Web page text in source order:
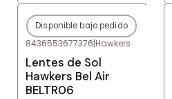
-80%OFF
Agotado
Disponible bajo pedido
8436553677376|Hawkers
Lentes de Sol
Hawkers Bel Air
BELTR06